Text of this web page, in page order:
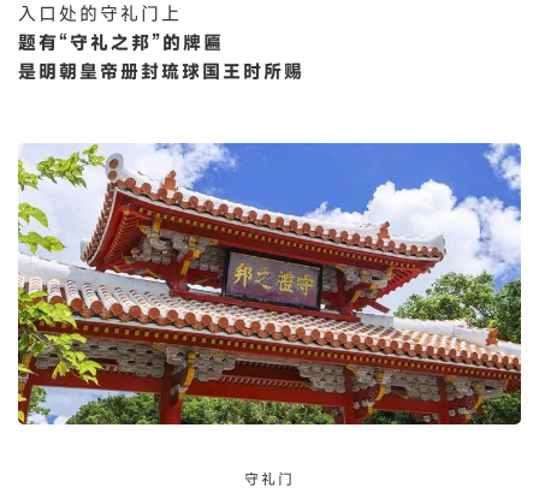
入口处的守礼门上
题有“守礼之邦”的牌匾
是明朝皇帝册封琉球国王时所赐
守礼门